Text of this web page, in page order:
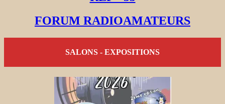
FORUM RADIOAMATEURS
SALONS - EXPOSITIONS